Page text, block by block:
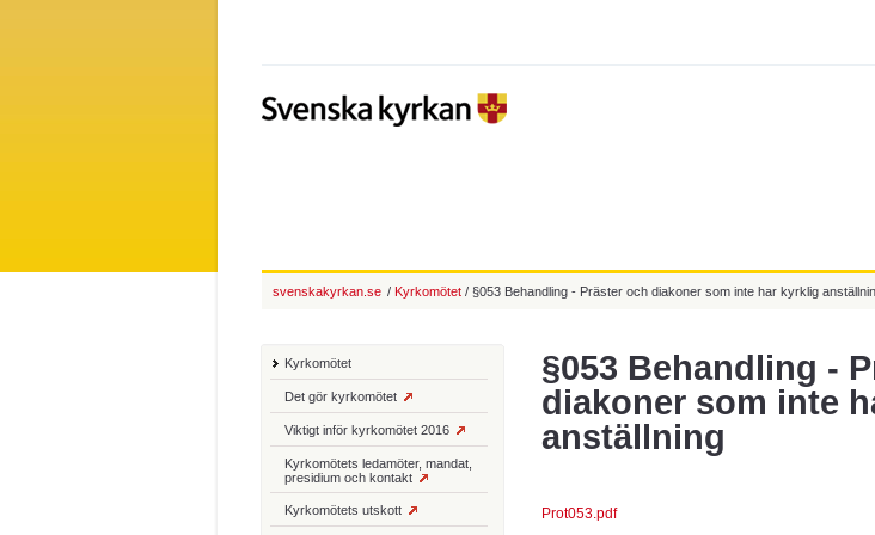
§053 Behandling -
diakoner som inte
anställning
Prot053.pdf
Kyrkomötet
Det gör kyrkomötet
Viktigt inför kyrkomötet 2016
Kyrkomötets ledamöter, mandat,
presidium och kontakt
Kyrkomötets utskott
svenskakyrkan.se / Kyrkomötet / §053 Behandling - Präster och diakoner som inte har kyrklig